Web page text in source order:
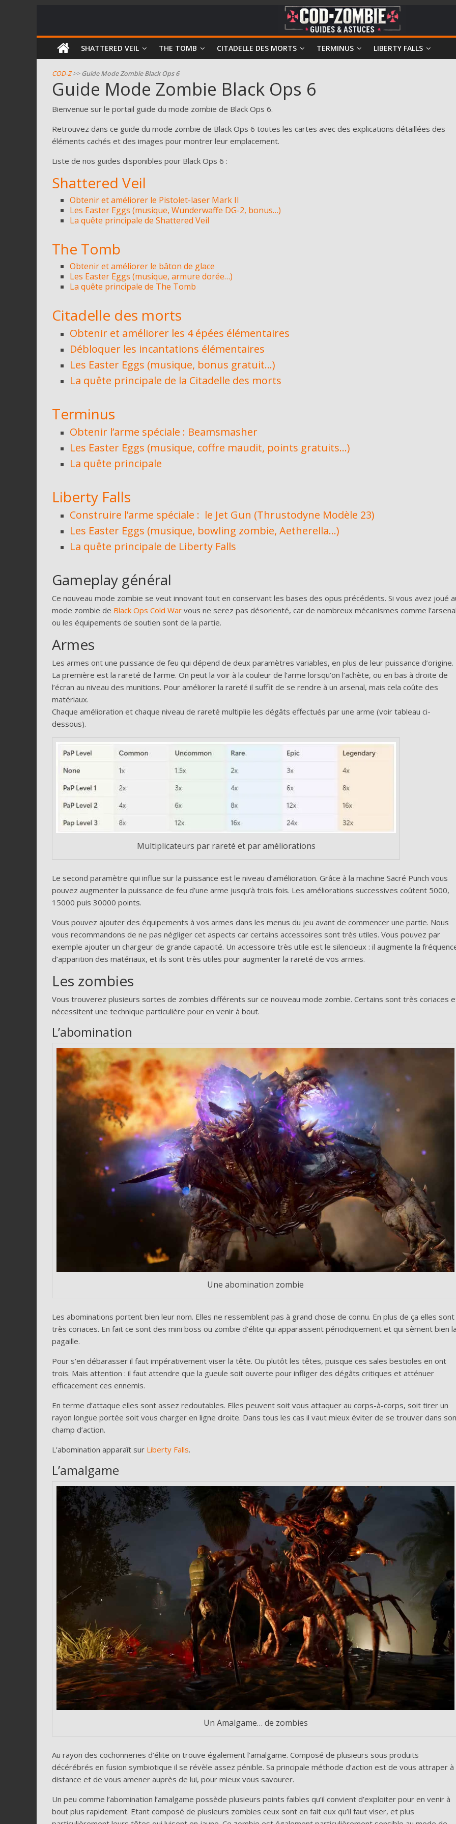
COD
Zombie
Guides
et
pour
le
zombie
de
Call
Duty
SHATTERED VEIL THE TOMB CITADELLE DES MORTS TERMINUS LIBERTY FALLS
COD-Z>>Guide Mode Zombie Black Ops 6
Guide Mode Zombie Black Ops 6
Bienvenue sur le portail guide du mode zombie de Black Ops 6.
Retrouvez dans ce guide du mode zombie de Black Ops 6 toutes les cartes avec des explications détaillées des
éléments cachés et des images pour montrer leur emplacement.
Liste de nos guides disponibles pour Black Ops 6 :
Shattered Veil
Obtenir et améliorer le Pistolet-laser Mark II
Les Easter Eggs (musique, Wunderwaffe DG-2, bonus…)
La quête principale de Shattered Veil
The Tomb
Obtenir et améliorer le bâton de glace
Les Easter Eggs (musique, armure dorée…)
La quête principale de The Tomb
Citadelle des morts
Obtenir et améliorer les 4 épées élémentaires
Débloquer les incantations élémentaires
Les Easter Eggs (musique, bonus gratuit…)
La quête principale de la Citadelle des morts
Terminus
Obtenir l’arme spéciale : Beamsmasher
Les Easter Eggs (musique, coffre maudit, points gratuits…)
La quête principale
Liberty Falls
Construire l’arme spéciale : le Jet Gun (Thrustodyne Modèle 23)
Les Easter Eggs (musique, bowling zombie, Aetherella…)
La quête principale de Liberty Falls
Gameplay général
Ce nouveau mode zombie se veut innovant tout en conservant les bases des opus précédents. Si vous avez joué
mode zombie de Black Ops Cold War vous ne serez pas désorienté, car de nombreux mécanismes comme
ou les équipements de soutien sont de la partie.
Armes
Les armes ont une puissance de feu qui dépend de deux paramètres variables, en plus de leur puissance d’origine.
La première est la rareté de l’arme. On peut la voir à la couleur de l’arme lorsqu’on l’achète, ou en bas à droite de
l’écran au niveau des munitions. Pour améliorer la rareté il suffit de se rendre à un arsenal, mais cela coûte des
matériaux.
Chaque amélioration et chaque niveau de rareté multiplie les dégâts effectués par une arme (voir tableau ci-
dessous).
Multiplicateurs par rareté et par améliorations
Le second paramètre qui influe sur la puissance est le niveau d’amélioration. Grâce à la machine Sacré Punch vous
pouvez augmenter la puissance de feu d’une arme jusqu’à trois fois. Les améliorations successives coûtent 5000,
15000 puis 30000 points.
Vous pouvez ajouter des équipements à vos armes dans les menus du jeu avant de commencer une partie. Nous
vous recommandons de ne pas négliger cet aspects car certains accessoires sont très utiles. Vous pouvez par
exemple ajouter un chargeur de grande capacité. Un accessoire très utile est le silencieux : il augmente la
d’apparition des matériaux, et ils sont très utiles pour augmenter la rareté de vos armes.
Les zombies
Vous trouverez plusieurs sortes de zombies différents sur ce nouveau mode zombie. Certains sont très coriaces
nécessitent une technique particulière pour en venir à bout.
L’abomination
Une abomination zombie
Les abominations portent bien leur nom. Elles ne ressemblent pas à grand chose de connu. En plus de ça elles sont
très coriaces. En fait ce sont des mini boss ou zombie d’élite qui apparaissent périodiquement et qui sèment bien
pagaille.
Pour s’en débarasser il faut impérativement viser la tête. Ou plutôt les têtes, puisque ces sales bestioles en ont
trois. Mais attention : il faut attendre que la gueule soit ouverte pour infliger des dégâts critiques et atténuer
efficacement ces ennemis.
En terme d’attaque elles sont assez redoutables. Elles peuvent soit vous attaquer au corps-à-corps, soit tirer un
rayon longue portée soit vous charger en ligne droite. Dans tous les cas il vaut mieux éviter de se trouver dans son
champ d’action.
L’abomination apparaît sur Liberty Falls.
L’amalgame
Un Amalgame… de zombies
Au rayon des cochonneries d’élite on trouve également l’amalgame. Composé de plusieurs sous produits
décérébrés en fusion symbiotique il se révèle assez pénible. Sa principale méthode d’action est de vous attraper à
distance et de vous amener auprès de lui, pour mieux vous savourer.
Un peu comme l’abomination l’amalgame possède plusieurs points faibles qu’il convient d’exploiter pour en venir à
bout plus rapidement. Etant composé de plusieurs zombies ceux sont en fait eux qu’il faut viser, et plus